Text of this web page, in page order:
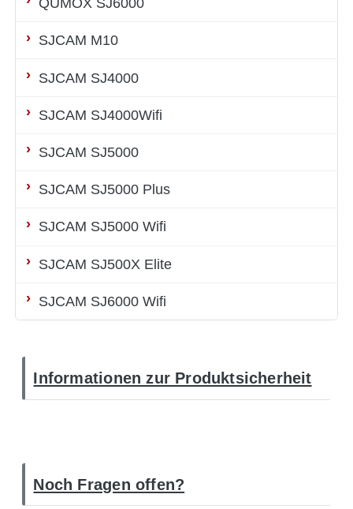
SJCAM M10
SJCAM SJ4000
SJCAM SJ4000Wifi
SJCAM SJ5000
SJCAM SJ5000 Plus
SJCAM SJ5000 Wifi
SJCAM SJ500X Elite
SJCAM SJ6000 Wifi
Informationen zur Produktsicherheit
Noch Fragen offen?